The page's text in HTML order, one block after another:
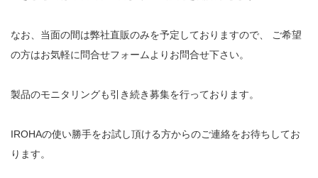
なお、当面の間は弊社直販のみを予定しておりますので、 ご希望
の方はお気軽に問合せフォームよりお問合せ下さい。
製品のモニタリングも引き続き募集を行っております。
IROHAの使い勝手をお試し頂ける方からのご連絡をお待ちしてお
ります。